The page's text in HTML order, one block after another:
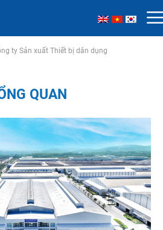
ty Sản xuất Thiết bị dân dụng
QUAN